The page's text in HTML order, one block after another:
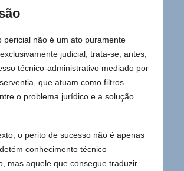
pericial não é um ato puramente
judicial; trata-se, antes,
técnico-administrativo mediado por
que atuam como filtros
o problema jurídico e a solução
o perito de sucesso não é apenas
conhecimento técnico
mas aquele que consegue traduzir